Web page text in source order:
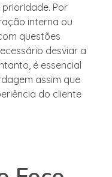
Por
interna ou
questões
desviar a
é essencial
assim que
do cliente